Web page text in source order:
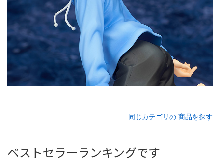
同じカテゴリの 商品を探す
ベストセラーランキングです